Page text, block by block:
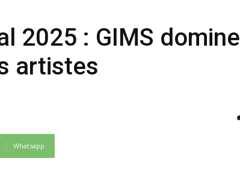
2025 : GIMS domine
artistes
Whatsapp